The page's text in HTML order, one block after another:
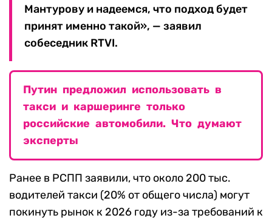
Мантурову и надеемся, что подход будет
принят именно такой», — заявил
собеседник RTVI.
Путин предложил использовать в
такси и каршеринге только
российские автомобили. Что думают
эксперты
Ранее в РСПП заявили, что около 200 тыс.
водителей такси (20% от общего числа) могут
покинуть рынок к 2026 году из-за требований к